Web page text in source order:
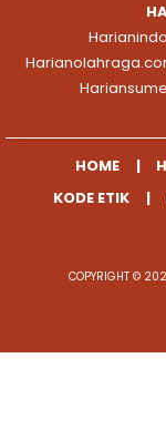
HOME
KODE ETIK
COPYRIGHT ©